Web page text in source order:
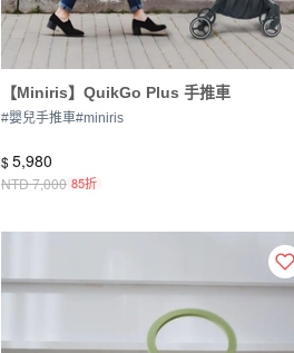
【Miniris】QuikGo Plus 手推車
#嬰兒手推車#miniris
$5,980
NTD7,000 85折